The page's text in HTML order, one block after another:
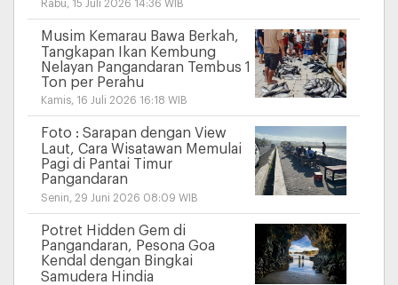
Rabu, 15 Juli 2026 14:36 WIB
Musim Kemarau Bawa Berkah,
Tangkapan Ikan Kembung
Nelayan Pangandaran Tembus 1
Ton per Perahu
Kamis, 16 Juli 2026 16:18 WIB
Foto : Sarapan dengan View
Laut, Cara Wisatawan Memulai
Pagi di Pantai Timur
Pangandaran
Senin, 29 Juni 2026 08:09 WIB
Potret Hidden Gem di
Pangandaran, Pesona Goa
Kendal dengan Bingkai
Samudera Hindia